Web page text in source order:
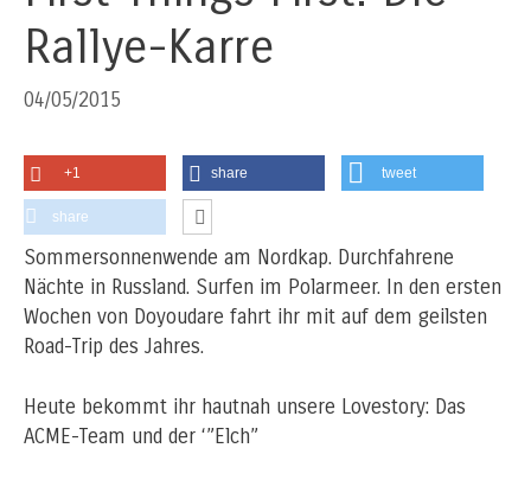
Rallye-Karre
04/05/2015
+1 share tweet
share
Sommersonnenwende am Nordkap. Durchfahrene
Nächte in Russland. Surfen im Polarmeer. In den ersten
Wochen von Doyoudare fahrt ihr mit auf dem geilsten
Road-Trip des Jahres.
Heute bekommt ihr hautnah unsere Lovestory: Das
ACME-Team und der ‘”Elch”